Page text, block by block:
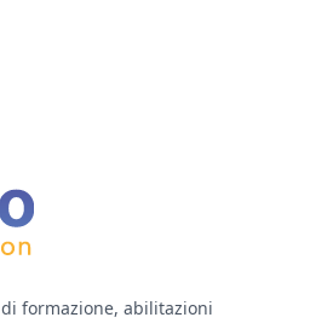
formazione, abilitazioni